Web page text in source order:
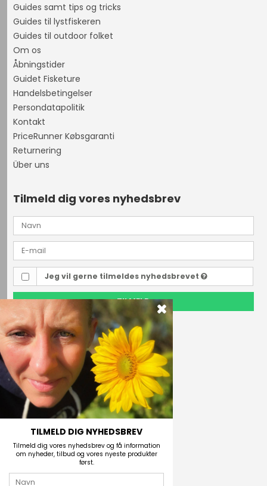
Guides samt tips og tricks
Guides til lystfiskeren
Guides til outdoor folket
Om os
Åbningstider
Guidet Fisketure
Handelsbetingelser
Persondatapolitik
Kontakt
PriceRunner Købsgaranti
Returnering
Über uns
Tilmeld dig vores nyhedsbrev
Jeg vil gerne tilmeldes nyhedsbrevet
TILMELD
Outdoor i Centrum
Perlegade 44
6400 Sønderborg, Danmark
Telefonnr.
(+45) 74 43 53 55
E-mail
TILMELD DIG NYHEDSBREV
Tilmeld dig vores nyhedsbrev og få information
om nyheder, tilbud og vores nyeste produkter
først.